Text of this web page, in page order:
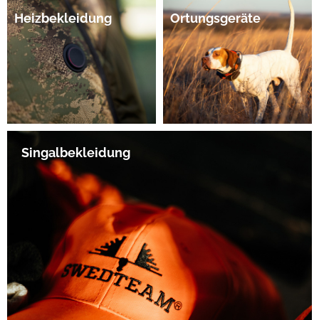
Heizbekleidung Ortungsgeräte
Singalbekleidung